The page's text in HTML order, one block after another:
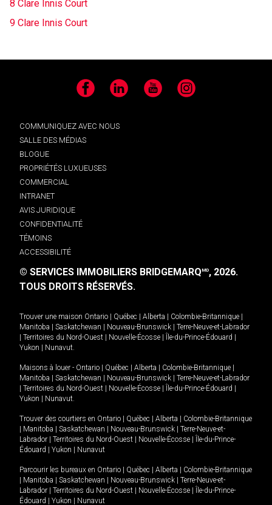
8 Clare Innis Court
9 Clare Innis Court
Facebook LinkedIn YouTube Instagram
COMMUNIQUEZ AVEC NOUS
SALLE DES MÉDIAS
BLOGUE
PROPRIÉTÉS LUXUEUSES
COMMERCIAL
INTRANET
AVIS JURIDIQUE
CONFIDENTIALITÉ
TÉMOINS
ACCESSIBILITÉ
© SERVICES IMMOBILIERS BRIDGEMARQMD, 2026.
TOUS DROITS RÉSERVÉS.
Trouver une maison Ontario Québec Alberta Colombie-Britannique
Manitoba
Saskatchewan Nouveau-Brunswick
Terre-Neuve-et-Labrador
Territoires du Nord-Ouest Nouvelle-Écosse Île-du-Prince-Édouard
Yukon
Nunavut.
Maisons à louer - Ontario Québec Alberta Colombie-Britannique
Manitoba
Saskatchewan Nouveau-Brunswick
Terre-Neuve-et-Labrador
Territoires du Nord-Ouest Nouvelle-Écosse Île-du-Prince-Édouard
Yukon
Nunavut.
Trouver des courtiers en Ontario Québec Alberta
Colombie-Britannique
Manitoba Saskatchewan Nouveau-Brunswick
Terre-Neuve-et-
Labrador
Territoires du Nord-Ouest Nouvelle-Écosse
Île-du-Prince-
Édouard
Yukon Nunavut
Parcourir les bureaux en Ontario Québec Alberta
Colombie-Britannique
Manitoba Saskatchewan Nouveau-Brunswick
Terre-Neuve-et-
Labrador
Territoires du Nord-Ouest Nouvelle-Écosse
Île-du-Prince-
Édouard
Yukon Nunavut